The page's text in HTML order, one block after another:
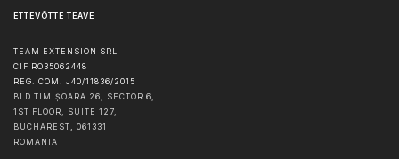
ETTEVÕTTE TEAVE
TEAM EXTENSION SRL
CIF RO35062448
REG. COM. J40/11836/2015
BLD TIMIȘOARA 26, SECTOR 6,
1ST FLOOR, SUITE 127,
BUCHAREST
061331
ROMANIA